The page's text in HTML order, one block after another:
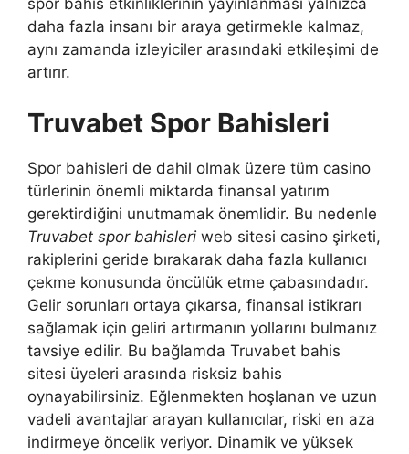
spor bahis etkinliklerinin yayınlanması yalnızca
daha fazla insanı bir araya getirmekle kalmaz,
aynı zamanda izleyiciler arasındaki etkileşimi de
artırır.
Truvabet Spor Bahisleri
Spor bahisleri de dahil olmak üzere tüm casino
türlerinin önemli miktarda finansal yatırım
gerektirdiğini unutmamak önemlidir. Bu nedenle
Truvabet spor bahisleri web sitesi casino şirketi,
rakiplerini geride bırakarak daha fazla kullanıcı
çekme konusunda öncülük etme çabasındadır.
Gelir sorunları ortaya çıkarsa, finansal istikrarı
sağlamak için geliri artırmanın yollarını bulmanız
tavsiye edilir. Bu bağlamda Truvabet bahis
sitesi üyeleri arasında risksiz bahis
oynayabilirsiniz. Eğlenmekten hoşlanan ve uzun
vadeli avantajlar arayan kullanıcılar, riski en aza
indirmeye öncelik veriyor. Dinamik ve yüksek